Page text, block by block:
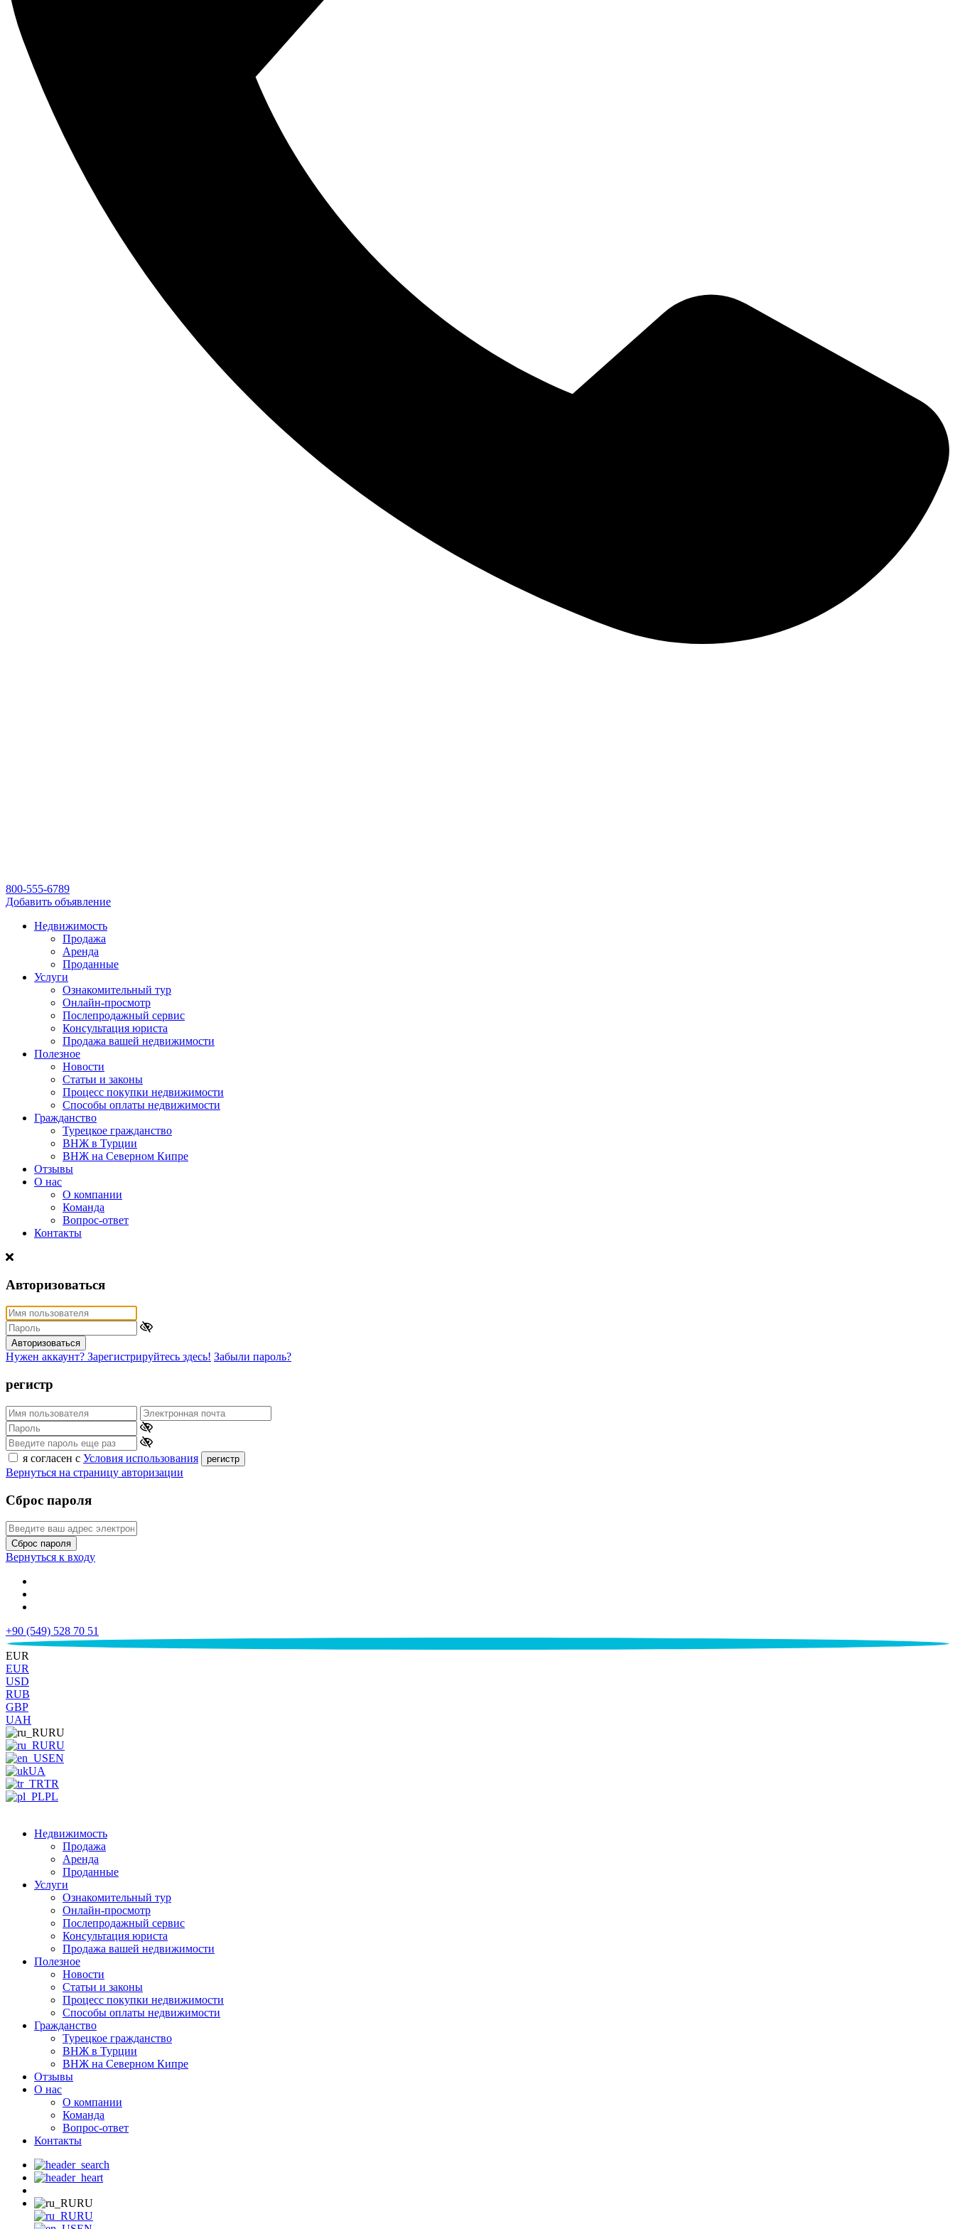
800-555-6789
Добавить объявление
Недвижимость
Продажа
Аренда
Проданные
Услуги
Ознакомительный тур
Онлайн-просмотр
Послепродажный сервис
Консультация юриста
Продажа вашей недвижимости
Полезное
Новости
Статьи и законы
Процесс покупки недвижимости
Способы оплаты недвижимости
Гражданство
Турецкое гражданство
ВНЖ в Турции
ВНЖ на Северном Кипре
Отзывы
О нас
О компании
Команда
Вопрос-ответ
Контакты
Авторизоваться
Авторизоваться
Нужен аккаунт? Зарегистрируйтесь здесь! Забыли пароль?
регистр
я согласен с Условия использования регистр
Вернуться на страницу авторизации
Сброс пароля
Сброс пароля
Вернуться к входу
+90 (549) 528 70 51
€
EUR
EUR
USD
RUB
GBP
UAH
RU
RU
EN
UA
TR
PL
Недвижимость
Продажа
Аренда
Проданные
Услуги
Ознакомительный тур
Онлайн-просмотр
Послепродажный сервис
Консультация юриста
Продажа вашей недвижимости
Полезное
Новости
Статьи и законы
Процесс покупки недвижимости
Способы оплаты недвижимости
Гражданство
Турецкое гражданство
ВНЖ в Турции
ВНЖ на Северном Кипре
Отзывы
О нас
О компании
Команда
Вопрос-ответ
Контакты
RU
RU